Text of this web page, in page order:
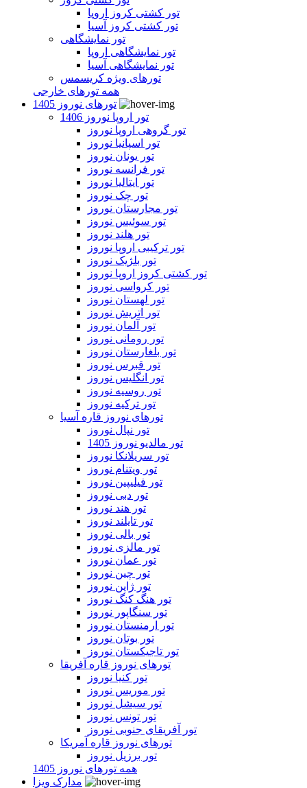
تور کشتی کروز اروپا
تور کشتی کروز آسیا
تور نمایشگاهی
تور نمایشگاهی اروپا
تور نمایشگاهی آسیا
تورهای ویژه کریسمس
همه تورهای خارجی
تورهای نوروز 1405
تور اروپا نوروز 1406
تور گروهی اروپا نوروز
تور اسپانیا نوروز
تور یونان نوروز
تور فرانسه نوروز
تور ایتالیا نوروز
تور چک نوروز
تور مجارستان نوروز
تور سوئیس نوروز
تور هلند نوروز
تور ترکیبی اروپا نوروز
تور بلژیک نوروز
تور کشتی کروز اروپا نوروز
تور کرواسی نوروز
تور لهستان نوروز
تور اتریش نوروز
تور آلمان نوروز
تور رومانی نوروز
تور بلغارستان نوروز
تور قبرس نوروز
تور انگلیس نوروز
تور روسیه نوروز
تور ترکیه نوروز
تورهای نوروز قاره آسیا
تور نپال نوروز
تور مالدیو نوروز 1405
تور سریلانکا نوروز
تور ویتنام نوروز
تور فیلیپین نوروز
تور دبی نوروز
تور هند نوروز
تور تایلند نوروز
تور بالی نوروز
تور مالزی نوروز
تور عمان نوروز
تور چین نوروز
تور ژاپن نوروز
تور هنگ کنگ نوروز
تور سنگاپور نوروز
تور ارمنستان نوروز
تور بوتان نوروز
تور تاجیکستان نوروز
تورهای نوروز قاره آفریقا
تور کنیا نوروز
تور موریس نوروز
تور سیشل نوروز
تور تونس نوروز
تور آفریقای جنوبی نوروز
تورهای نوروز قاره آمریکا
تور برزیل نوروز
همه تورهای نوروز 1405
مدارک ویزا